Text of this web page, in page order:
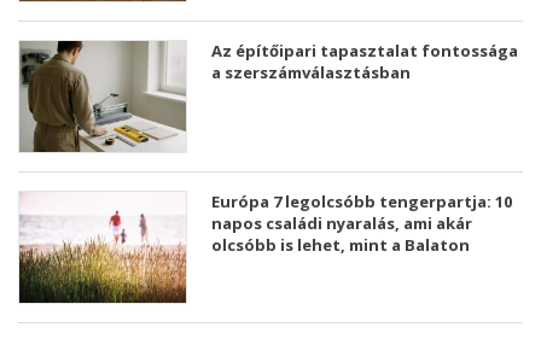
Az építőipari tapasztalat fontossága
a szerszámválasztásban
Európa 7 legolcsóbb tengerpartja: 10
napos családi nyaralás, ami akár
olcsóbb is lehet, mint a Balaton